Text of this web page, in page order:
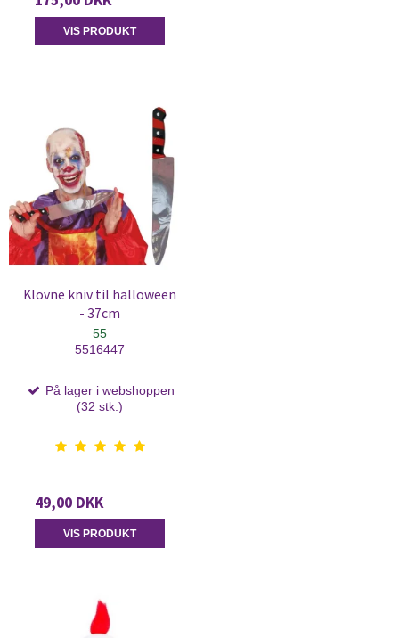
VIS PRODUKT
Klovne kniv til halloween
- 37cm
55
5516447
På lager i webshoppen
(32 stk.)
49,00 DKK
VIS PRODUKT